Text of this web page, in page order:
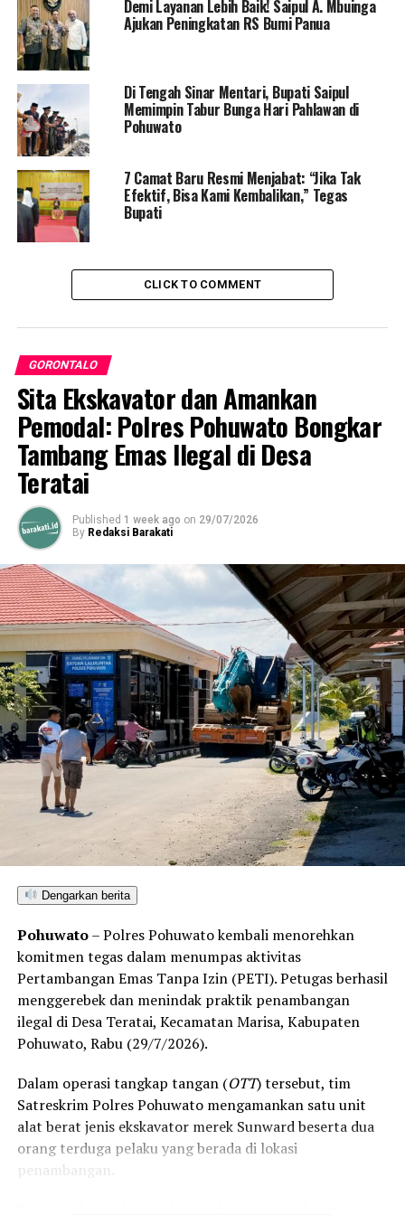
Ibrahim Kiraman berharap, program Gebyar SMS dan
program pasar murah terus berlanjut sampai
kebutuhan-kebutuhan masyarakat terpenuhi.
“Kami hadir untuk meringankan beban-beban
masyarakat di seluruh Kecamatan, Kabupaten
Pohuwato,” pungkasnya.
RELATED TOPICS: DINAS PERINDAGKOP
GEBYAR SMS
OPERASI PASAR MURAH
PEMDA POHUWATO
dr. Cecy Nakhodai HIMPAUDI Provinsi Gorontalo 2022-
DON'T MISS
Kono
Demi Layanan Lebih Baik! Saipul A. Mbuinga
Ajukan Peningkatan RS Bumi Panua
Di Tengah Sinar Mentari, Bupati Saipul
Memimpin Tabur Bunga Hari Pahlawan di
Pohuwato
7 Camat Baru Resmi Menjabat: “Jika Tak
Efektif, Bisa Kami Kembalikan,” Tegas
Bupati
CLICK TO COMMENT
GORONTALO
Sita Ekskavator dan Amankan
Pemodal: Polres Pohuwato Bongkar
Tambang Emas Ilegal di Desa
Teratai
Published 1 week ago on 29/07/2026
By Redaksi Barakati
Dengarkan berita
Pohuwato– Polres Pohuwato kembali menorehkan
komitmen tegas dalam menumpas aktivitas
Pertambangan Emas Tanpa Izin (PETI). Petugas berhasil
menggerebek dan menindak praktik penambangan
ilegal di Desa Teratai, Kecamatan Marisa, Kabupaten
Pohuwato, Rabu (29/7/2026).
Dalam operasi tangkap tangan (OTT) tersebut, tim
Satreskrim Polres Pohuwato mengamankan satu unit
alat berat jenis ekskavator merek Sunward beserta dua
orang terduga pelaku yang berada di lokasi
penambangan.